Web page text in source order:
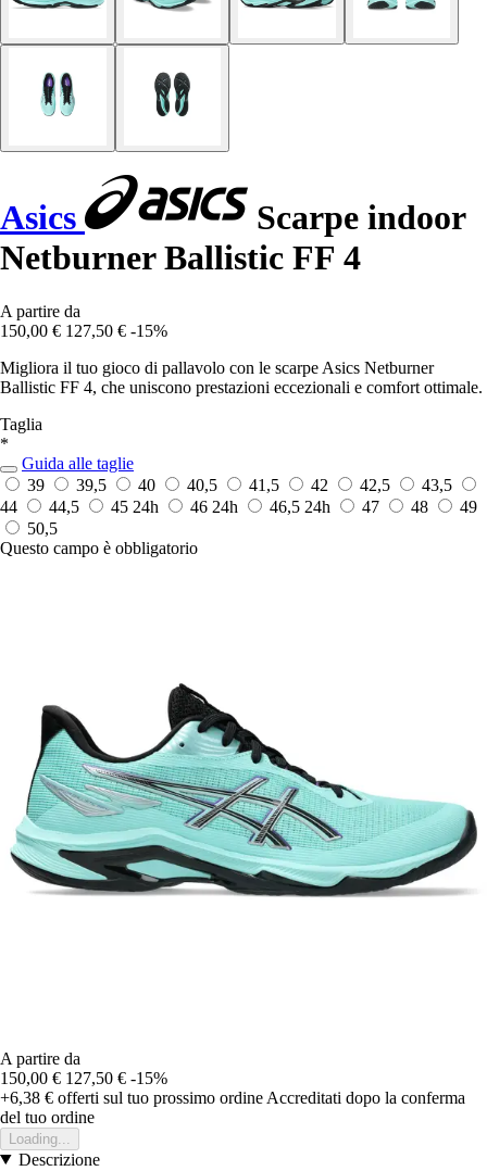
Asics
Scarpe indoor
Netburner Ballistic FF 4
A partire da
150,00 € 127,50 € -15%
Migliora il tuo gioco di pallavolo con le scarpe Asics Netburner
Ballistic FF 4, che uniscono prestazioni eccezionali e comfort ottimale.
Taglia
*
Guida alle taglie
39
39,5 40 40,5 41,5 42 42,5
43,5
44
44,5 45 24h 46 24h 46,5 24h 47 48
49
50,5
Questo campo è obbligatorio
A partire da
150,00 € 127,50 € -15%
+6,38 € offerti sul tuo prossimo ordine Accreditati dopo la conferma
del tuo ordine
Loading...
Descrizione